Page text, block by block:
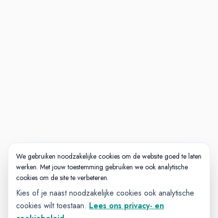
We gebruiken noodzakelijke cookies om de website goed te laten
werken. Met jouw toestemming gebruiken we ook analytische
cookies om de site te verbeteren.
Kies of je naast noodzakelijke cookies ook analytische
cookies wilt toestaan. Lees ons privacy- en